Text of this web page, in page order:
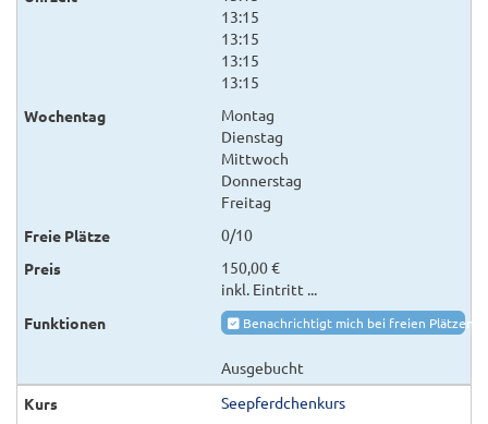
13:15
13:15
13:15
13:15
Montag
Dienstag
Mittwoch
Donnerstag
Freitag
0/10
150,00 €
inkl. Eintritt ...
Benachrichtigt mich bei freien Plätzen
Ausgebucht
Seepferdchenkurs